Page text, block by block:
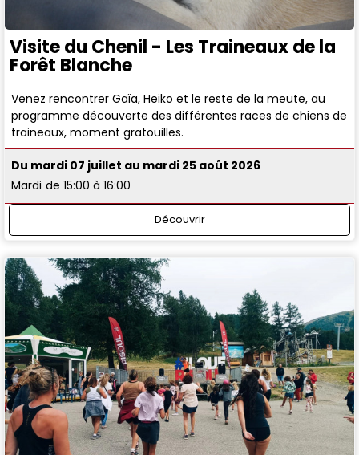
Visite du Chenil - Les Traineaux de la
Forêt Blanche
Venez rencontrer Gaïa, Heiko et le reste de la meute, au
programme découverte des différentes races de chiens de
traineaux, moment gratouilles.
Du mardi 07 juillet au mardi 25 août 2026
Mardi de 15:00 à 16:00
Découvrir